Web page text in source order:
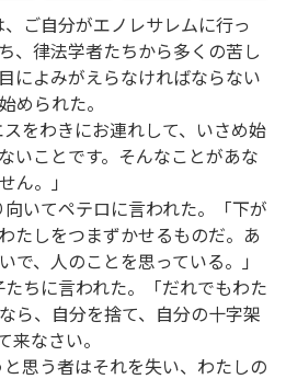
ご自分がエノレサレムに行っ
、律法学者たちから多くの苦し
によみがえらなければならない
められた。
をわきにお連れして、いさめ始
いことです。そんなことがあな
ん。」
いてペテロに言われた。「下が
たしをつまずかせるものだ。あ
で、人のことを思っている。」
ちに言われた。「だれでもわた
ら、自分を捨て、自分の十字架
来なさい。
思う者はそれを失い、わたしの